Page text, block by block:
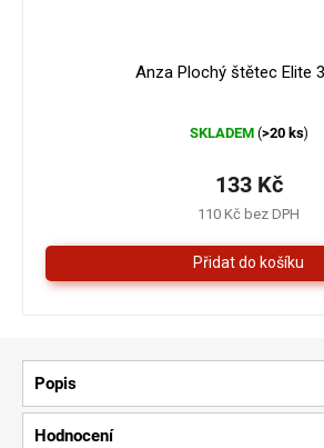
Anza Plochý štětec Elite
hodnocení
je
5,0
z
5
hvězdiček.
SKLADEM (>20 ks)
110 Kč bez DPH
133 Kč
Popis
Hodnocení